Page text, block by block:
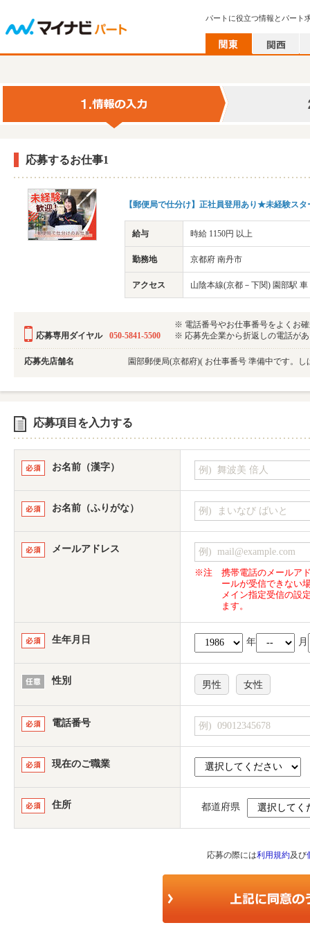
パートに役立つ情報とパート
応募するお仕事1
【郵便局で仕分け】正社員登用あり★未経験ス
給与 時給 1150円 以上
勤務地 京都府 南丹市
アクセス 山陰本線(京都－下関) 園部駅 車
応募専用ダイヤル 050-5841-5500
※ 電話番号やお仕事番号をよくお
※ 応募先企業から折返しの電話が
応募先店舗名 園部郵便局(京都府)( お仕事番号 準備中です。
応募項目を入力する
お名前（漢字）
お名前（ふりがな）
メールアドレス
※注
携帯電話のメールア
ールが受信できない
メイン指定受信の設
ます。
生年月日 年 月
性別 男性 女性
電話番号
現在のご職業
住所 都道府県
応募の際には利用規約及び